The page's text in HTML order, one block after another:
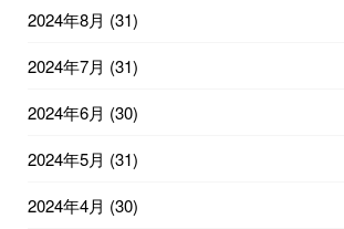
2024年8月 (31)
2024年7月 (31)
2024年6月 (30)
2024年5月 (31)
2024年4月 (30)